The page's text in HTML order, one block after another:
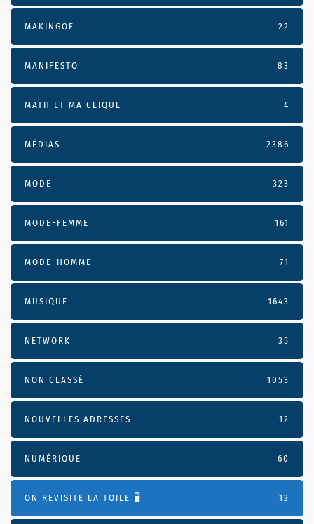
MAKINGOF 22
MANIFESTO 83
MATH ET MA CLIQUE 4
MÉDIAS 2386
MODE 323
MODE-FEMME 161
MODE-HOMME 71
MUSIQUE 1643
NETWORK 35
NON CLASSÉ 1053
NOUVELLES ADRESSES 12
NUMÉRIQUE 60
ON REVISITE LA TOILE 🖥️ 12